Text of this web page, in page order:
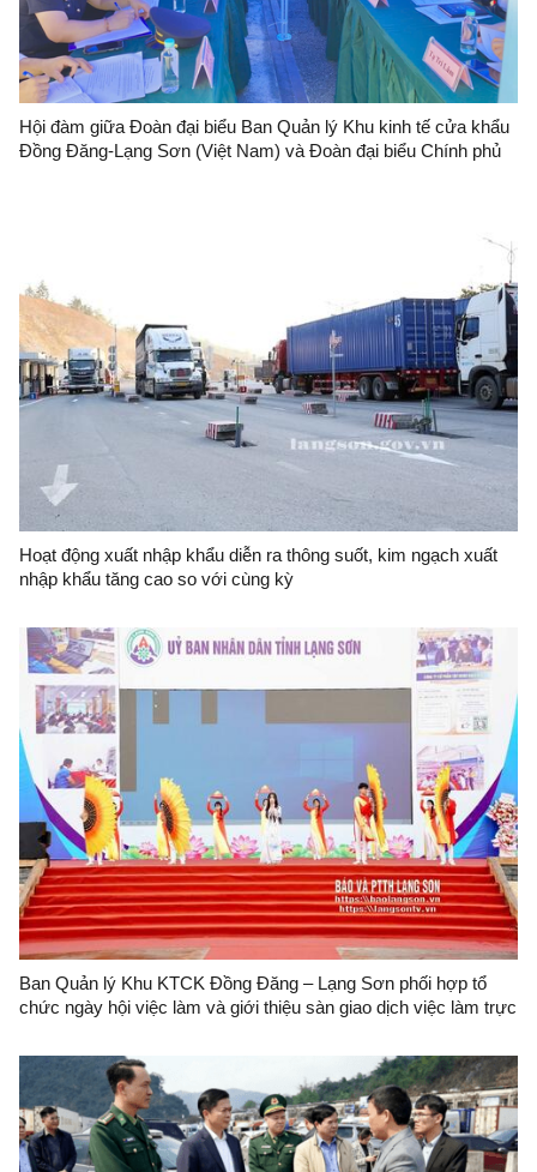
Hội đàm giữa Đoàn đại biểu Ban Quản lý Khu kinh tế cửa khẩu
Đồng Đăng-Lạng Sơn (Việt Nam) và Đoàn đại biểu Chính phủ
Hoạt động xuất nhập khẩu diễn ra thông suốt, kim ngạch xuất
nhập khẩu tăng cao so với cùng kỳ
Ban Quản lý Khu KTCK Đồng Đăng – Lạng Sơn phối hợp tổ
chức ngày hội việc làm và giới thiệu sàn giao dịch việc làm trực